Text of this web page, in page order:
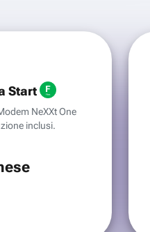
Start
NeXXt One
inclusi.